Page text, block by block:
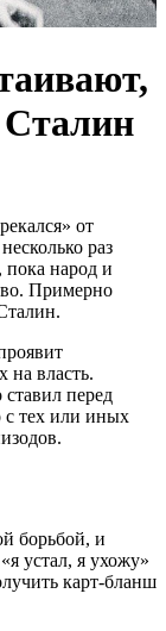
Сталин
от
раз
пока народ и
Примерно
на власть.
перед
с тех или иных
борьбой, и
устал, я ухожу»
карт-бланш